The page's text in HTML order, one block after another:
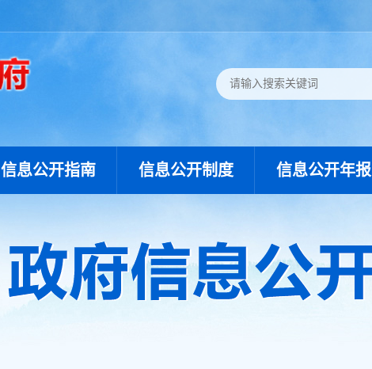
信息公开指南 信息公开制度 信息公开年报